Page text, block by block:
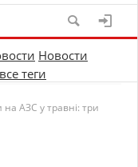
Новости
теги
АЗС у травні: три